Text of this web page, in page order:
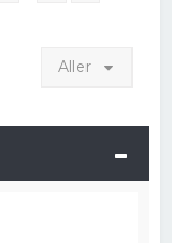
Aller